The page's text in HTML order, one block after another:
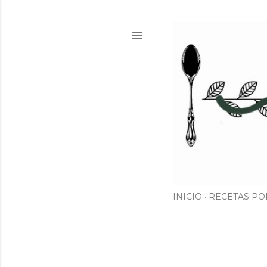
INICIO RECETAS